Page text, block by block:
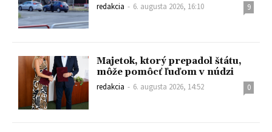
redakcia - 6. augusta 2026, 16:10 9
Majetok, ktorý prepadol štátu,
môže pomôcť ľuďom v núdzi
redakcia - 6. augusta 2026, 14:52 0